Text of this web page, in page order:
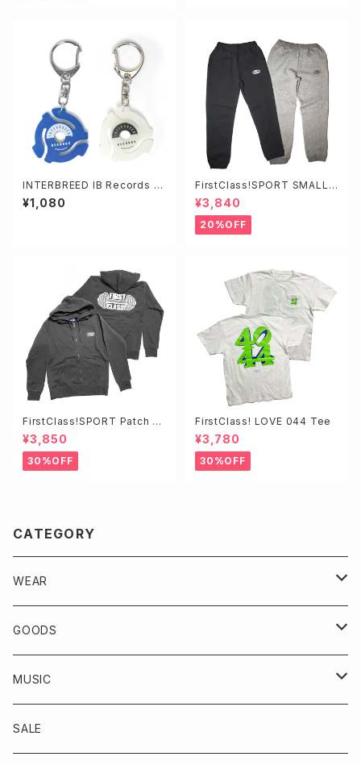
INTERBREED IB Records Di
gger's Key Chain
¥1,080
FirstClass!SPORT SMALL L
OGO SWEAT PANTS
¥3,840
20%OFF
FirstClass!SPORT Patch ZI
P HOODIE
¥3,850
30%OFF
FirstClass! LOVE 044 Tee
¥3,780
30%OFF
CATEGORY
WEAR
VINTAGE
TOPS
OUTER/JACKET
BOTTOMS
GOODS
KICKS
ACCESSORIES
MUSIC
CD
SALE